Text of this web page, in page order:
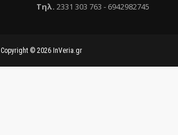
Τηλ. 2331 303 763 - 6942982745
Copyright © 2026 InVeria.gr